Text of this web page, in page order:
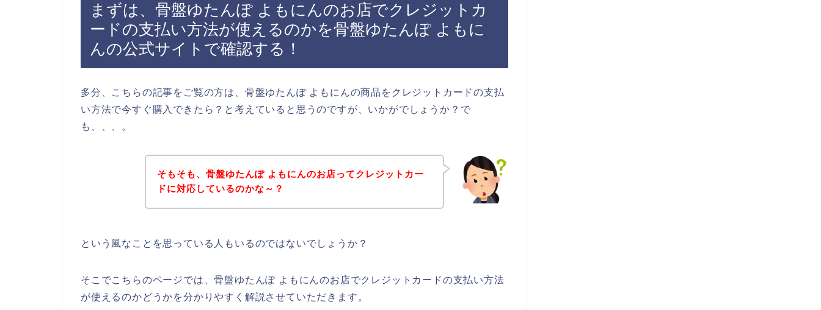
まずは、骨盤ゆたんぽ よもにんのお店でクレジットカ
ードの支払い方法が使えるのかを骨盤ゆたんぽ よもに
んの公式サイトで確認する！
多分、こちらの記事をご覧の方は、骨盤ゆたんぽ よもにんの商品をクレジットカードの支払
い方法で今すぐ購入できたら？と考えていると思うのですが、いかがでしょうか？で
も、、、。
そもそも、骨盤ゆたんぽ よもにんのお店ってクレジットカー
ドに対応しているのかな～？
という風なことを思っている人もいるのではないでしょうか？
そこでこちらのページでは、骨盤ゆたんぽ よもにんのお店でクレジットカードの支払い方法
が使えるのかどうかを分かりやすく解説させていただきます。